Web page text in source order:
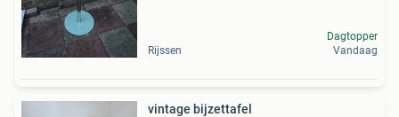
Rijssen
Dagtopper
Vandaag
vintage bijzettafel